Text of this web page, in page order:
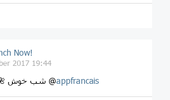
Now!
2017 19:44
Douce soirée... 🌺🌺 شب خوش @appfrancais